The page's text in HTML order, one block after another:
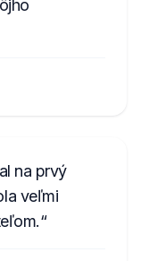
na prvý
veľmi